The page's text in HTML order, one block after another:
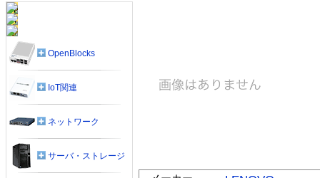
OpenBlocks
IoT関連
ネットワーク
サーバ・ストレージ